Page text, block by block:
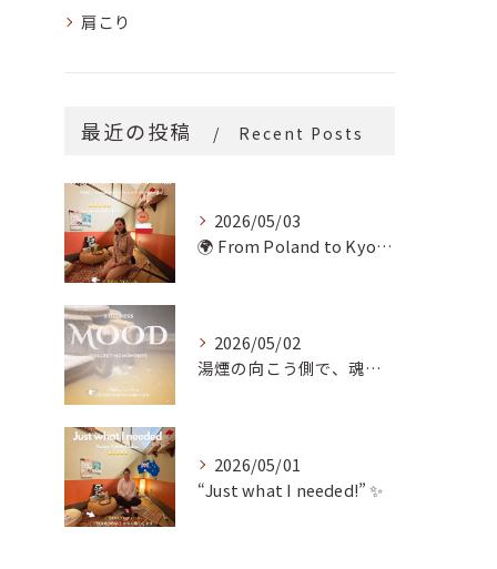
肩こり
最近の投稿 Recent Posts
2026/05/03
🌍 From Poland to Kyoto! 🇵🇱✨
2026/05/02
湯煙の向こう側で、魂の輪郭を整える。
2026/05/01
“Just what I needed!” ✨